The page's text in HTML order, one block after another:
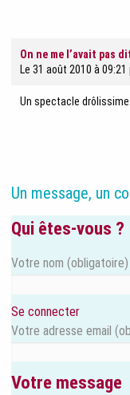
On ne me l’avait pas
Le 31 août 2010 à 09:21
Un spectacle drôlissime
Un message, un
Qui êtes-vous ?
Votre nom (obligatoire)
Se connecter
Votre adresse email
Votre message